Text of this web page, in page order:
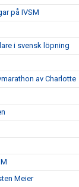
på IVSM
i svensk löpning
av Charlotte
Meier